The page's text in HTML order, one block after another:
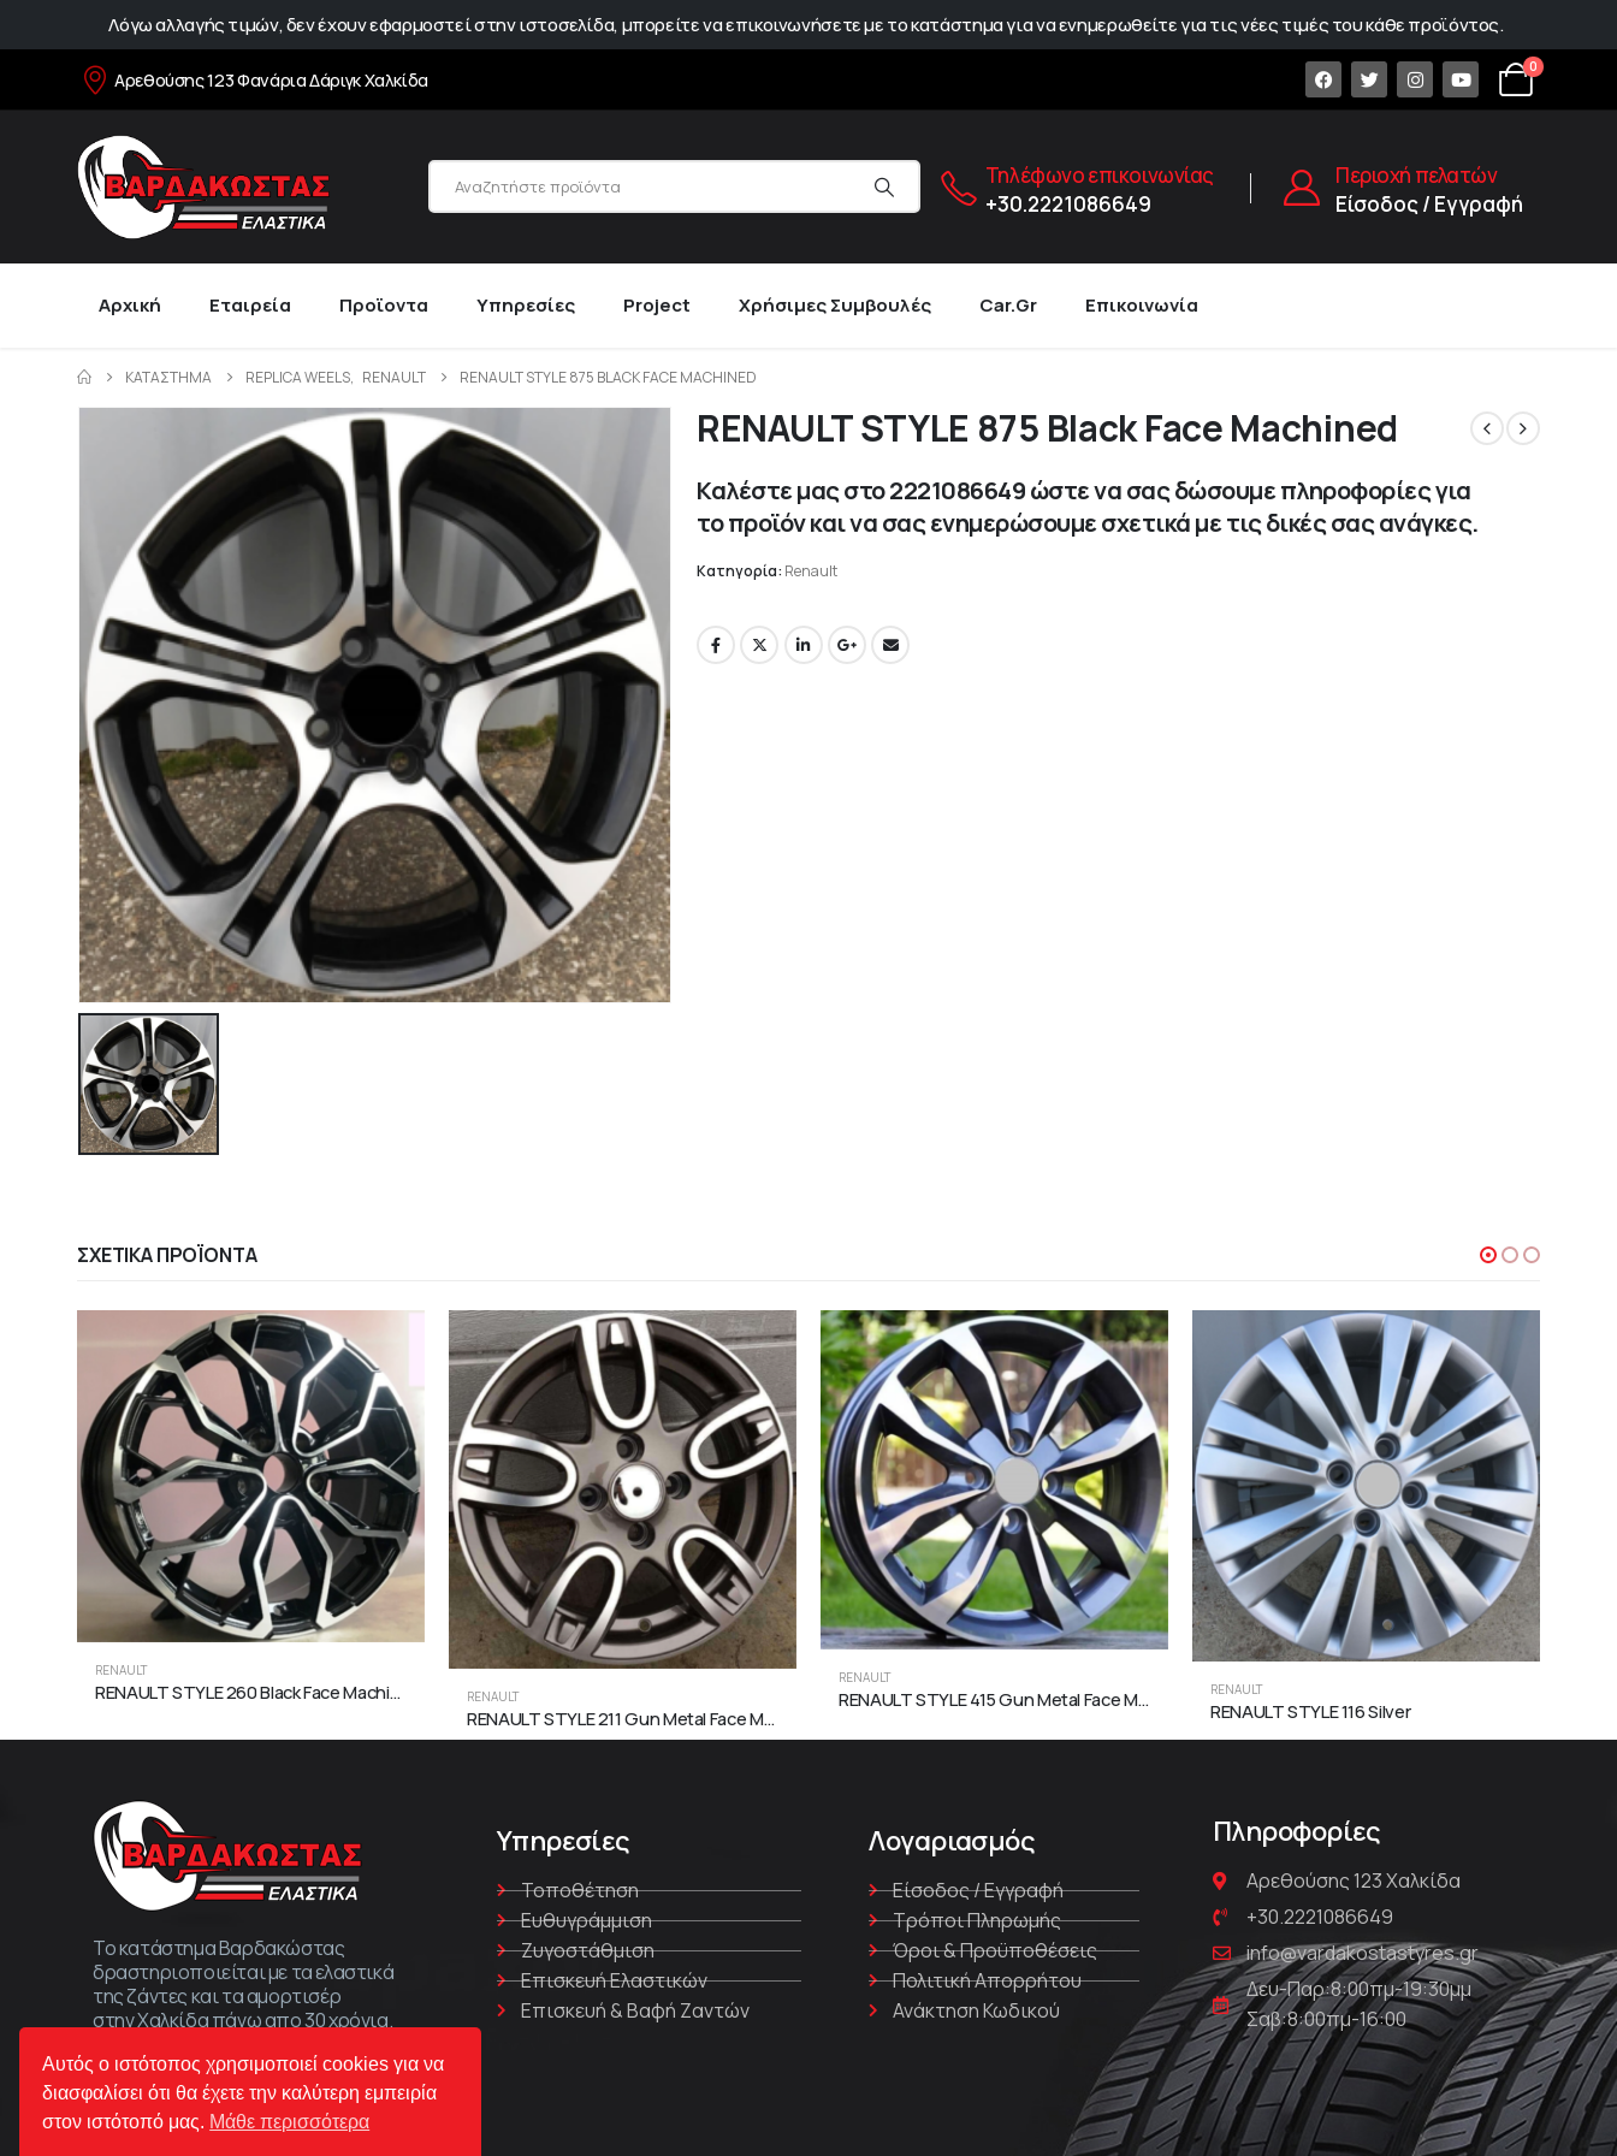
Λόγω αλλαγής τιμών, δεν έχουν εφαρμοστεί στην ιστοσελίδα, μπορείτε να επικοινωνήσετε με το κατάστημα για να ενημερωθείτε για τις νέες τιμές του κάθε προϊόντος.
Αρεθούσης 123 Φανάρια Δάριγκ Χαλκίδα
0
Τηλέφωνο επικοινωνίας
+30.2221086649
Περιοχή πελατών
Είσοδος / Εγγραφή
Αρχική Εταιρεία Προϊοντα Υπηρεσίες Project Χρήσιμες Συμβουλές Car.gr Επικοινωνία
ΚΑΤΆΣΤΗΜΑ REPLICA WEELS, RENAULT RENAULT STYLE 875 BLACK FACE MACHINED
RENAULT STYLE 875 Black Face Machined
Καλέστε μας στο2221086649ώστε να σας δώσουμε πληροφορίες για
το προϊόν και να σας ενημερώσουμε σχετικά με τις δικές σας ανάγκες.
Κατηγορία: Renault
ΣΧΕΤΙΚΆ ΠΡΟΪΌΝΤΑ
RENAULT
RENAULT STYLE 260 Black Face Machined RENAULT
RENAULT STYLE 211 Gun Metal Face Machined
RENAULT
RENAULT STYLE 415 Gun Metal Face Machined RENAULT
RENAULT STYLE 116 Silver
Το κατάστημα Βαρδακώστας
δραστηριοποιείται με τα ελαστικά
της ζάντες και τα αμορτισέρ
στην Χαλκίδα πάνω απο 30 χρόνια.
Υπηρεσίες
Τοποθέτηση
Ευθυγράμμιση
Ζυγοστάθμιση
Επισκευή Ελαστικών
Επισκευή & Βαφή Ζαντών
Λογαριασμός
Είσοδος / Εγγραφή
Τρόποι Πληρωμής
Όροι & Προϋποθέσεις
Πολιτική Απορρήτου
Ανάκτηση Κωδικού
Πληροφορίες
Αρεθούσης 123 Χαλκίδα
+30.2221086649
info@vardakostastyres.gr
Δευ-Παρ:8:00πμ-19:30μμ
Σαβ:8:00πμ-16:00
Αυτός ο ιστότοπος χρησιμοποιεί cookies για να
διασφαλίσει ότι θα έχετε την καλύτερη εμπειρία
στον ιστότοπό μας. Μάθε περισσότερα